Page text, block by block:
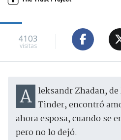
4103
visitas
Aleksandr Zhadan, de Moscú, usó GPT en Tinder, encontró
ahora esposa, cuando se
pero no lo dejó.